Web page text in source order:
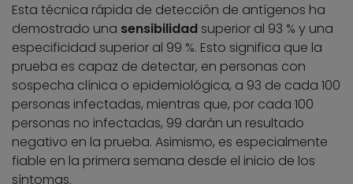
Esta técnica rápida de detección de antígenos ha
demostrado una sensibilidad superior al 93 % y una
especificidad superior al 99 %. Esto significa que la
prueba es capaz de detectar, en personas con
sospecha clínica o epidemiológica, a 93 de cada 100
personas infectadas, mientras que, por cada 100
personas no infectadas, 99 darán un resultado
negativo en la prueba. Asimismo, es especialmente
fiable en la primera semana desde el inicio de los
síntomas.